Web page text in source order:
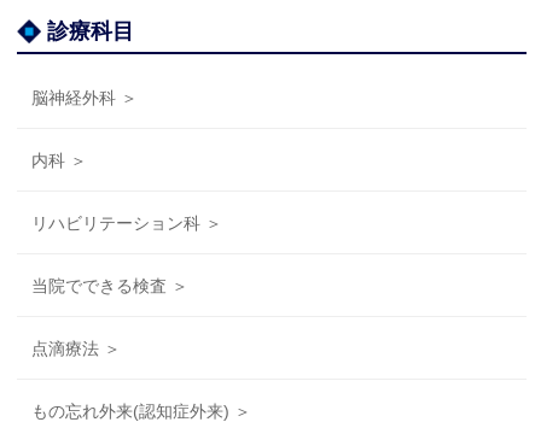
診療科目
脳神経外科 ＞
内科 ＞
リハビリテーション科 ＞
当院でできる検査 ＞
点滴療法 ＞
もの忘れ外来(認知症外来) ＞